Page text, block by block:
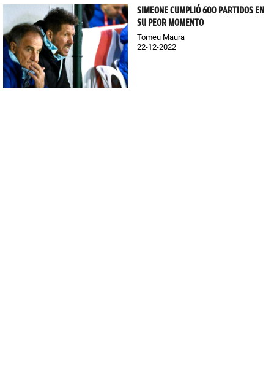
SIMEONE CUMPLIÓ 600 PARTIDOS EN
SU PEOR MOMENTO
Tomeu Maura
22-12-2022